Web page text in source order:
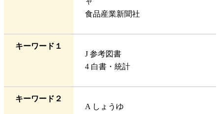
食品産業新聞社
キーワード１
J 参考図書
4 白書・統計
キーワード２
A しょうゆ